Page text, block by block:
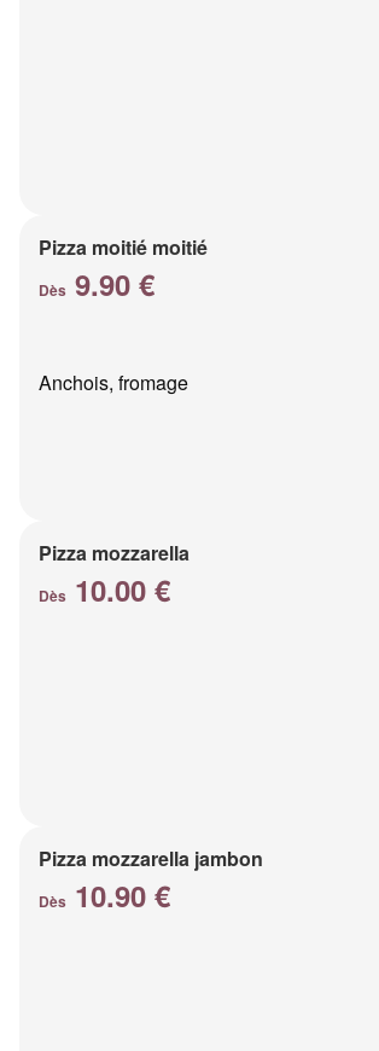
Pizza moitié moitié
Dès 9.90 €
Anchois, fromage
Pizza mozzarella
Dès 10.00 €
Pizza mozzarella jambon
Dès 10.90 €